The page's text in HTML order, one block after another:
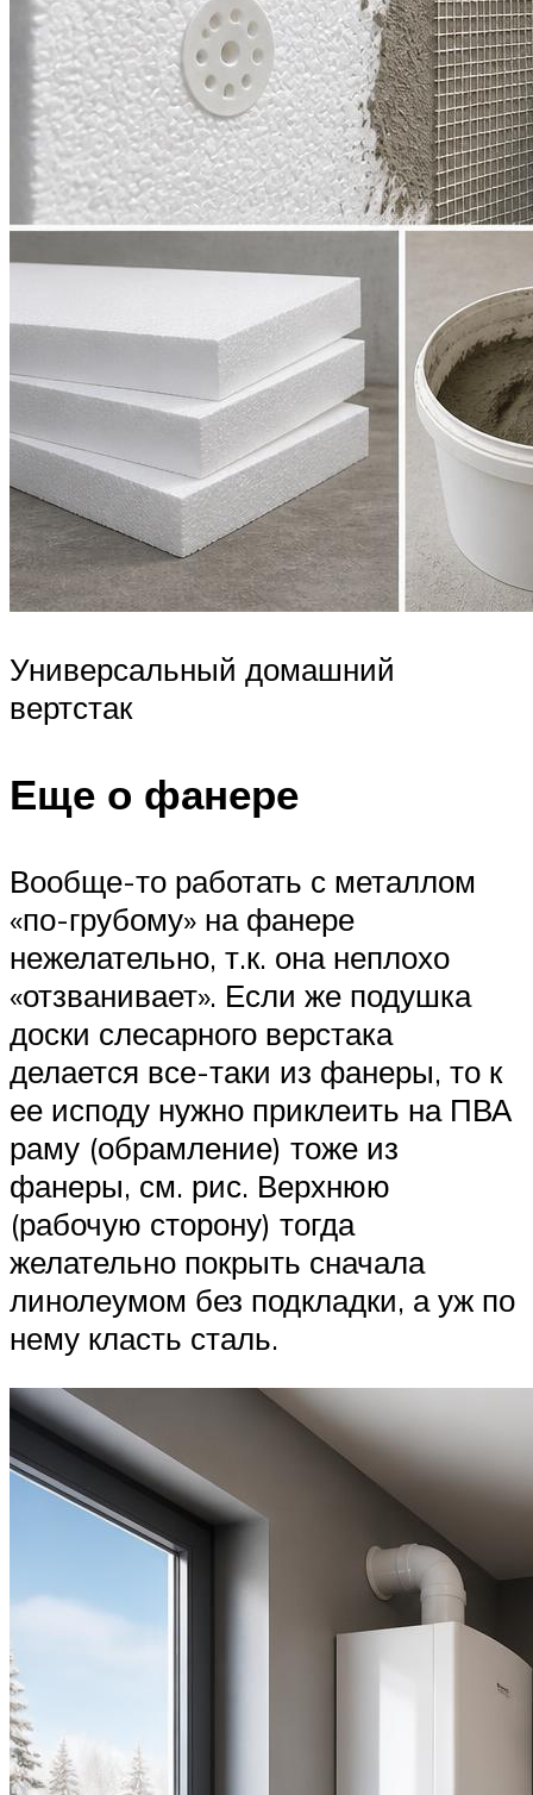
Универсальный домашний
вертстак
Еще о фанере
Вообще-то работать с металлом
«по-грубому» на фанере
нежелательно, т.к. она неплохо
«отзванивает». Если же подушка
доски слесарного верстака
делается все-таки из фанеры, то к
ее исподу нужно приклеить на ПВА
раму (обрамление) тоже из
фанеры, см. рис. Верхнюю
(рабочую сторону) тогда
желательно покрыть сначала
линолеумом без подкладки, а уж по
нему класть сталь.